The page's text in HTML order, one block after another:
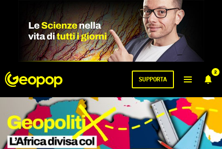
2
SUPPORTA